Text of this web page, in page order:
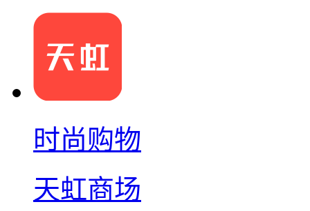
时尚购物
天虹商场